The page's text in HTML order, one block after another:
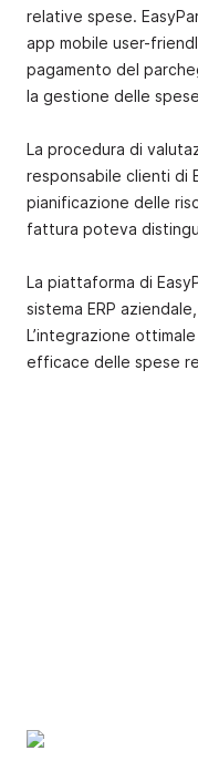
relative spese.
app mobile user-
pagamento del
la gestione delle
La procedura di
responsabile clienti di
pianificazione delle
fattura poteva
La piattaforma di
sistema ERP
L’integrazione
efficace delle spese